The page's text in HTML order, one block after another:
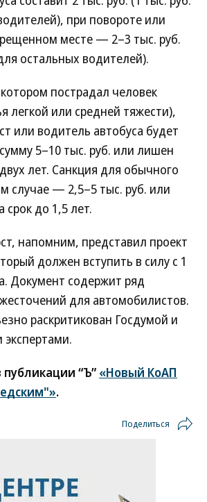
при повороте или
месте — 2–3 тыс. руб.
остальных водителей).
пострадал человек
легкой или средней тяжести),
или водитель автобуса будет
5–10 тыс. руб. или лишен
лет. Санкция для обычного
случае — 2,5–5 тыс. руб. или
до 1,5 лет.
напомним, представил проект
должен вступить в силу с 1
Документ содержит ряд
для автомобилистов.
раскритикован Госдумой и
“Ъ” «Новый КоАП
.
Поделиться
солдат